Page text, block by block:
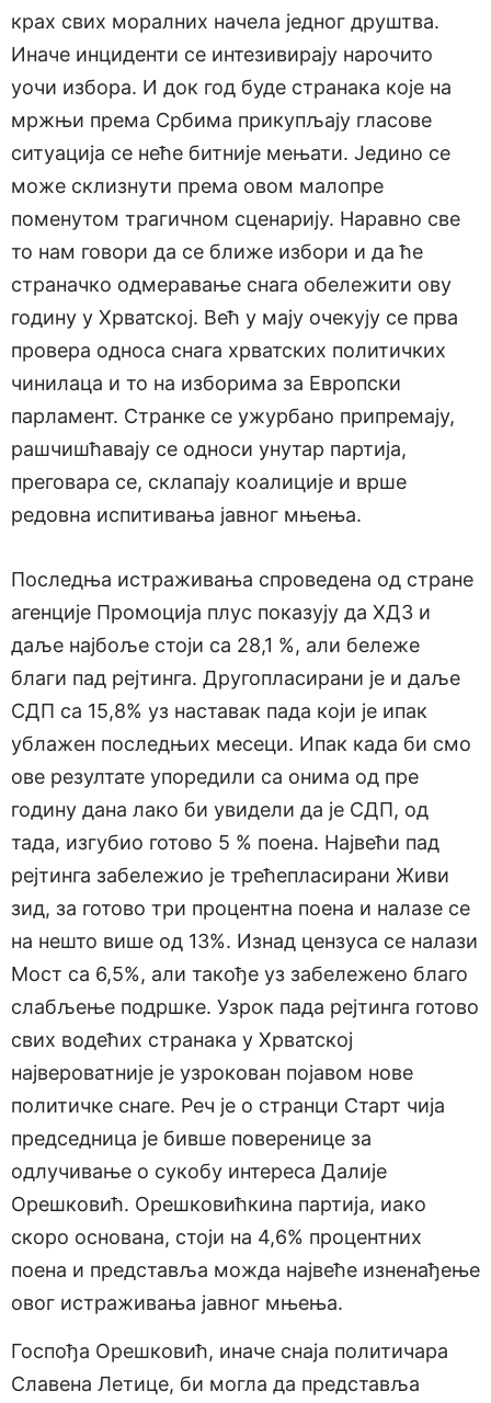
крах свих моралних начела једног друштва.
Иначе инциденти се интезивирају нарочито
уочи избора. И док год буде странака које на
мржњи према Србима прикупљају гласове
ситуација се неће битније мењати. Једино се
може склизнути према овом малопре
поменутом трагичном сценарију. Наравно све
то нам говори да се ближе избори и да ће
страначко одмеравање снага обележити ову
годину у Хрватској. Већ у мају очекују се прва
провера односа снага хрватских политичких
чинилаца и то на изборима за Европски
парламент. Странке се ужурбано припремају,
рашчишћавају се односи унутар партија,
преговара се, склапају коалиције и врше
редовна испитивања јавног мњења.
Последња истраживања спроведена од стране
агенције Промоција плус показују да ХДЗ и
даље најбоље стоји са 28,1 %, али бележе
благи пад рејтинга. Другопласирани је и даље
СДП са 15,8% уз наставак пада који је ипак
ублажен последњих месеци. Ипак када би смо
ове резултате упоредили са онима од пре
годину дана лако би увидели да је СДП, од
тада, изгубио готово 5 % поена. Највећи пад
рејтинга забележио је трећепласирани Живи
зид, за готово три процентна поена и налазе се
на нешто више од 13%. Изнад цензуса се налази
Мост са 6,5%, али такође уз забележено благо
слабљење подршке. Узрок пада рејтинга готово
свих водећих странака у Хрватској
највероватније је узрокован појавом нове
политичке снаге. Реч је о странци Старт чија
председница је бивше поверенице за
одлучивање о сукобу интереса Далије
Орешковић. Орешковићкина партија, иако
скоро основана, стоји на 4,6% процентних
поена и представља можда највеће изненађење
овог истраживања јавног мњења.
Госпођа Орешковић, иначе снаја политичара
Славена Летице, би могла да представља